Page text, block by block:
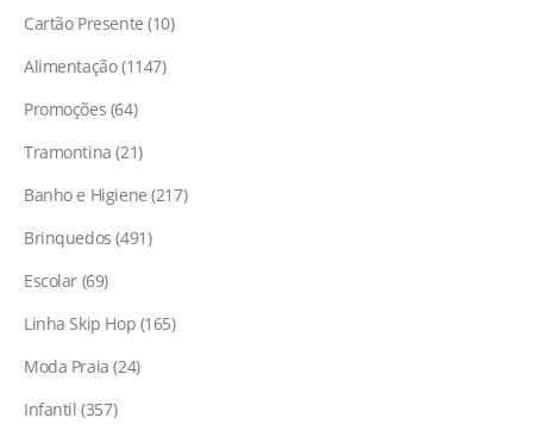
Cartão Presente 10
Alimentação 1147
Promoções 64
Tramontina 21
Banho e Higiene 217
Brinquedos 491
Escolar 69
Linha Skip Hop 165
Moda Praia 24
Infantil 357